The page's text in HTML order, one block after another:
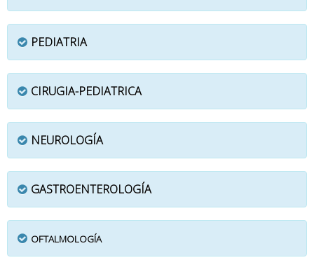
PEDIATRIA
CIRUGIA-PEDIATRICA
NEUROLOGÍA
GASTROENTEROLOGÍA
OFTALMOLOGÍA